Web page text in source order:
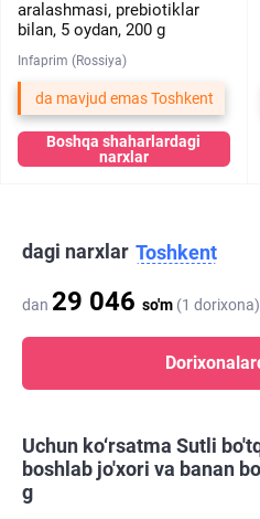
aralashmasi, prebiotiklar
bilan, 5 oydan, 200 g
Infaprim (Rossiya)
da mavjud emas Toshkent
Boshqa shaharlardagi
narxlar
dagi narxlar Toshkent
dan 29 046 so'm (1 dorixona)
Uchun ko‘rsatma Sutli
boshlab jo'xori va banan
g